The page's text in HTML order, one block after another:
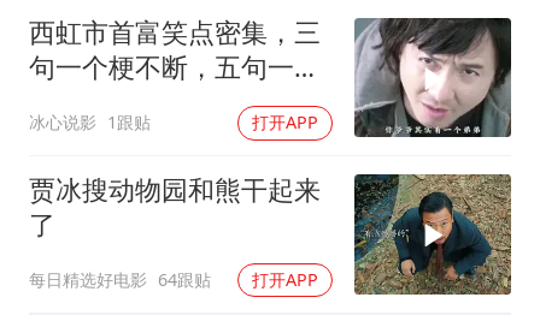
夯实基础开新局
西虹市首富笑点密集，三
句一个梗不断，五句一个
冰心说影 1跟贴 打开APP
贾冰搜动物园和熊干起来
了
每日精选好电影 64跟贴 打开APP